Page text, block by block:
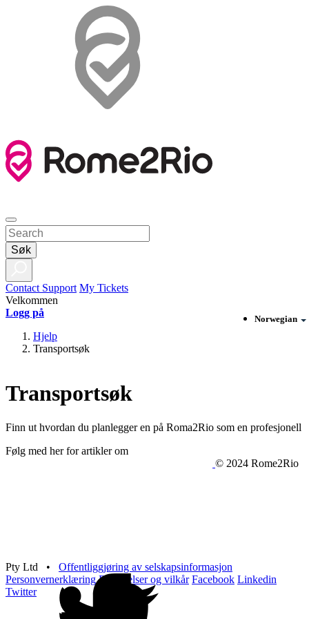
Søk
Contact Support My Tickets
Norwegian
Velkommen
Logg på
Hjelp
Transportsøk
Transportsøk
Finn ut hvordan du planlegger en på Roma2Rio som en profesjonell
Følg med her for artikler om
© 2024 Rome2Rio
Pty Ltd • Offentliggjøring av selskapsinformasjon
Personvernerklæring Betingelser og vilkår Facebook Linkedin
Twitter